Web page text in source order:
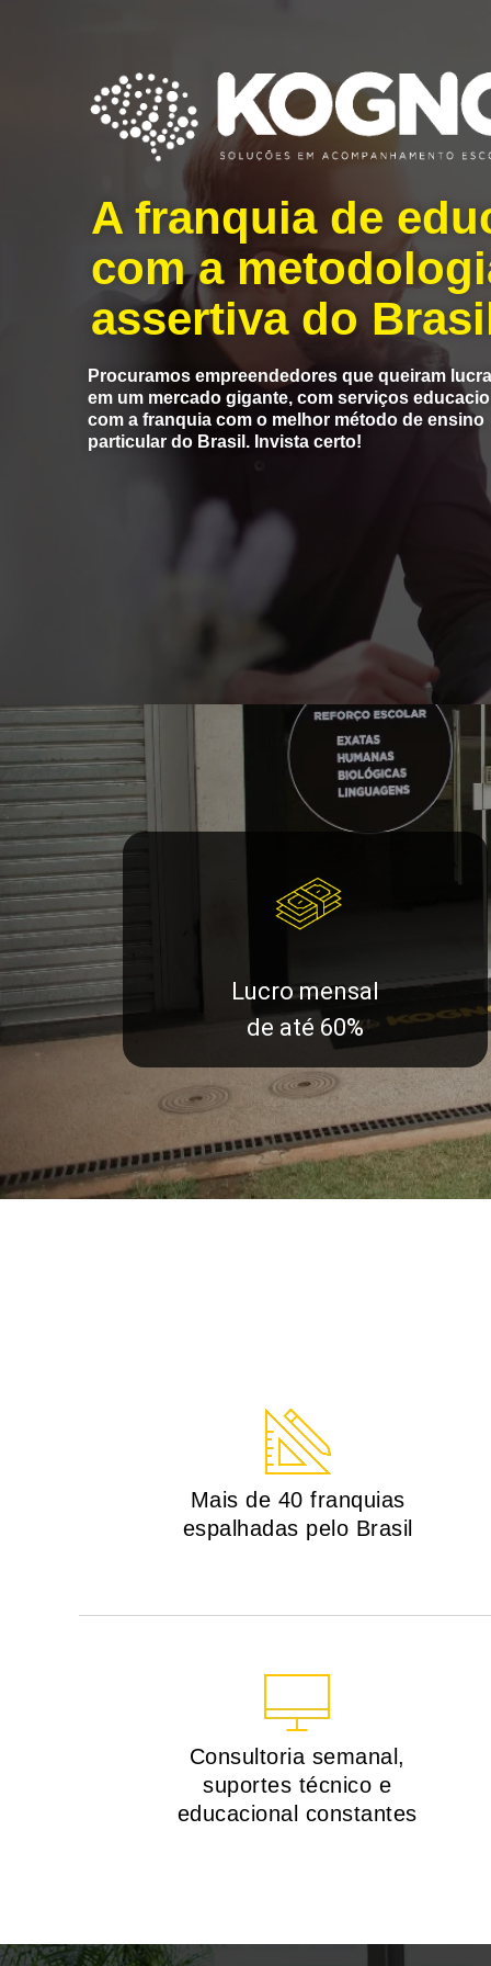
A franquia de
com a
assertiva do
Procuramos empreendedores que queiram
em um mercado gigante, com serviços
com a franquia com o melhor método de ensino
particular do Brasil. Invista certo!
Lucro mensal
de até 60%
Mais de 40 franquias
espalhadas pelo Brasil
Consultoria semanal,
suportes técnico e
educacional constantes